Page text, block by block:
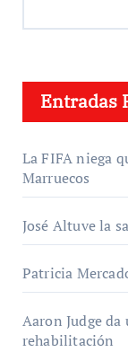
Entradas
La FIFA niega
Marruecos
José Altuve la
Patricia
Aaron Judge
rehabilitación